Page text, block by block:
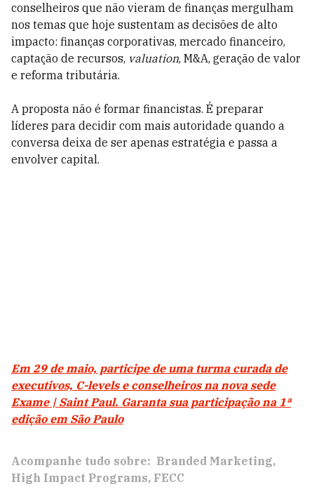
conselheiros que não vieram de finanças mergulham
nos temas que hoje sustentam as decisões de alto
impacto: finanças corporativas, mercado financeiro,
captação de recursos, valuation, M&A, geração de valor
e reforma tributária.
A proposta não é formar financistas. É preparar
líderes para decidir com mais autoridade quando a
conversa deixa de ser apenas estratégia e passa a
envolver capital.
Em 29 de maio, participe de uma turma curada de
executivos, C-levels e conselheiros na nova sede
Exame | Saint Paul. Garanta sua participação na 1ª
edição em São Paulo
Acompanhe tudo sobre: Branded Marketing
High Impact Programs FECC